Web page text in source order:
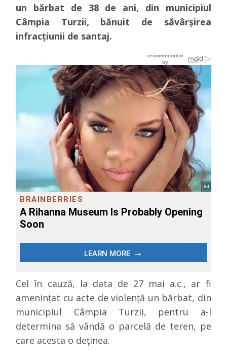
un bărbat de 38 de ani, din municipiul
Câmpia Turzii, bănuit de săvârşirea
infracţiunii de santaj.
Cel în cauză, la data de 27 mai a.c., ar fi
ameninţat cu acte de violenţă un bărbat, din
municipiul Câmpia Turzii, pentru a-l
determina să vândă o parcelă de teren, pe
care acesta o deţinea.